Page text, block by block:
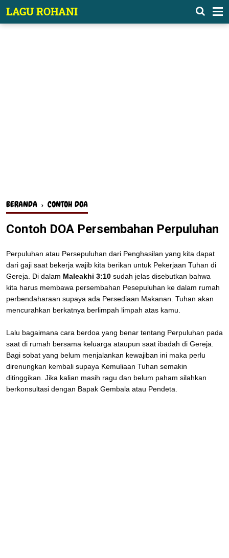
LAGU ROHANI
BERANDA › CONTOH DOA
Contoh DOA Persembahan Perpuluhan
Perpuluhan atau Persepuluhan dari Penghasilan yang kita dapat
dari gaji saat bekerja wajib kita berikan untuk Pekerjaan Tuhan di
Gereja. Di dalam Maleakhi 3:10 sudah jelas disebutkan bahwa
kita harus membawa persembahan Pesepuluhan ke dalam rumah
perbendaharaan supaya ada Persediaan Makanan. Tuhan akan
mencurahkan berkatnya berlimpah limpah atas kamu.
Lalu bagaimana cara berdoa yang benar tentang Perpuluhan pada
saat di rumah bersama keluarga ataupun saat ibadah di Gereja.
Bagi sobat yang belum menjalankan kewajiban ini maka perlu
direnungkan kembali supaya Kemuliaan Tuhan semakin
ditinggikan. Jika kalian masih ragu dan belum paham silahkan
berkonsultasi dengan Bapak Gembala atau Pendeta.